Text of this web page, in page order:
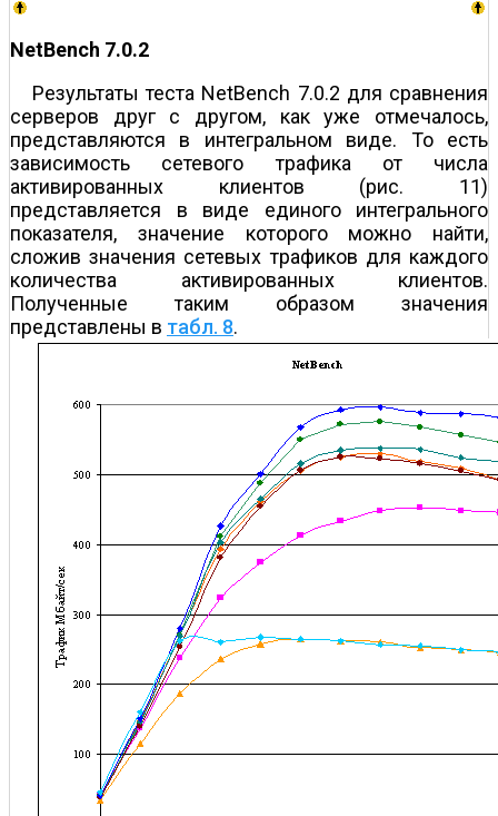
NetBench 7.0.2
Результаты теста NetBench 7.0.2 для сравнения
серверов друг с другом, как уже отмечалось,
представляются в интегральном виде. То есть
зависимость сетевого трафика от числа
активированных клиентов (рис. 11)
представляется в виде единого интегрального
показателя, значение которого можно найти,
сложив значения сетевых трафиков для каждого
количества активированных клиентов.
Полученные таким образом значения
представлены в табл. 8.